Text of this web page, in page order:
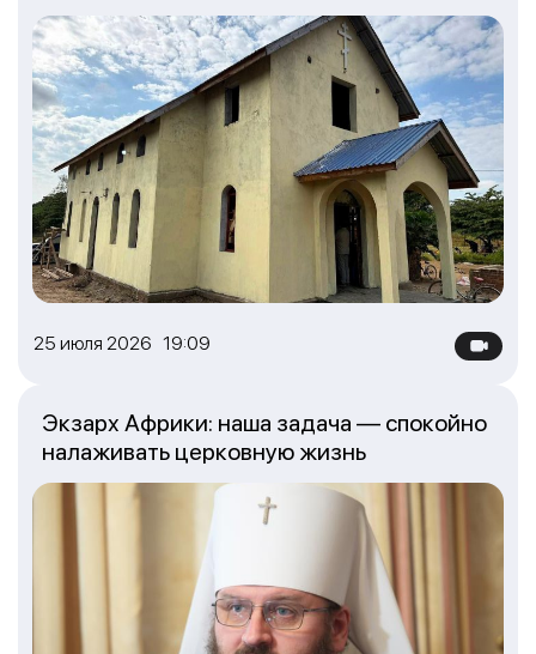
25 июля 2026 19:09
Экзарх Африки: наша задача — спокойно
налаживать церковную жизнь